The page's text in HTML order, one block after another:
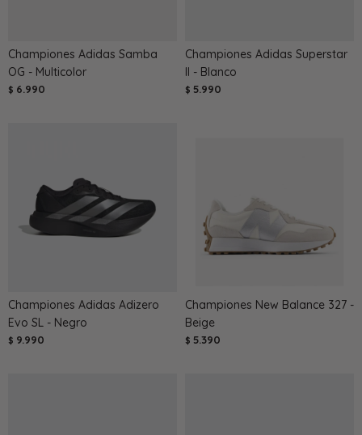
Championes Adidas Samba
OG - Multicolor
$ 6.990
Championes Adidas Superstar
II - Blanco
$ 5.990
Championes Adidas Adizero
Evo SL - Negro
$ 9.990
Championes New Balance 327 -
Beige
$ 5.390